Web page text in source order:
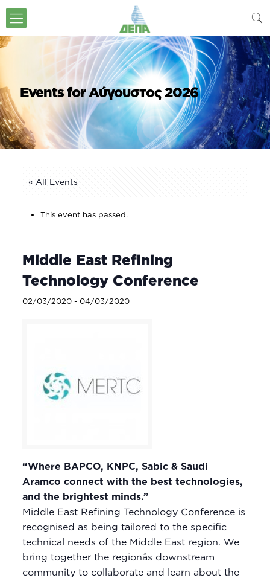
Events for Αύγουστος 2026
« All Events
This event has passed.
Middle East Refining
Technology Conference
02/03/2020- 04/03/2020
“Where BAPCO, KNPC, Sabic & Saudi
Aramco connect with the best technologies,
and the brightest minds.”
Middle East Refining Technology Conference is
recognised as being tailored to the specific
technical needs of the Middle East region. We
bring together the regionâs downstream
community to collaborate and learn about the